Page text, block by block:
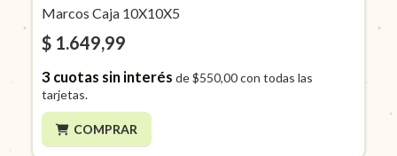
Marcos Caja 10X10X5
$ 1.649,99
3cuotas sin interés de$550,00con todas las
tarjetas.
COMPRAR